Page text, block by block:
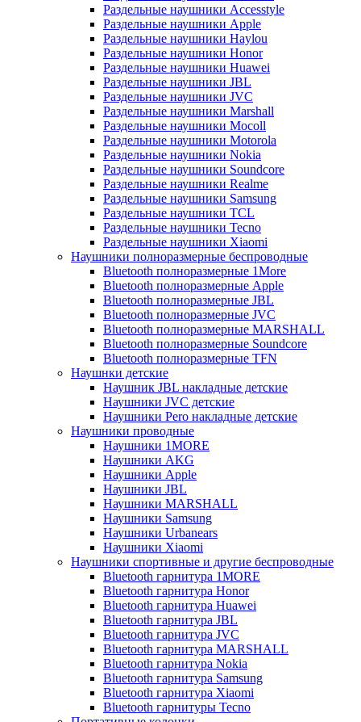
Раздельные наушники Accesstyle
Раздельные наушники Apple
Раздельные наушники Haylou
Раздельные наушники Honor
Раздельные наушники Huawei
Раздельные наушники JBL
Раздельные наушники JVC
Раздельные наушники Marshall
Раздельные наушники Mocoll
Раздельные наушники Motorola
Раздельные наушники Nokia
Раздельные наушники Soundcore
Раздельные наушники Realme
Раздельные наушники Samsung
Раздельные наушники TCL
Раздельные наушники Tecno
Раздельные наушники Xiaomi
Наушники полноразмерные беспроводные
Bluetooth полноразмерные 1More
Bluetooth полноразмерные Apple
Bluetooth полноразмерные JBL
Bluetooth полноразмерные JVC
Bluetooth полноразмерные MARSHALL
Bluetooth полноразмерные Soundcore
Bluetooth полноразмерные TFN
Наушнки детские
Наушник JBL накладные детские
Наушники JVC детские
Наушники Pero накладные детские
Наушники проводные
Наушники 1MORE
Наушники AKG
Наушники Apple
Наушники JBL
Наушники MARSHALL
Наушники Samsung
Наушники Urbanears
Наушники Xiaomi
Наушники спортивные и другие беспроводные
Bluetooth гарнитура 1MORE
Bluetooth гарнитура Honor
Bluetooth гарнитура Huawei
Bluetooth гарнитура JBL
Bluetooth гарнитура JVC
Bluetooth гарнитура MARSHALL
Bluetooth гарнитура Nokia
Bluetooth гарнитура Samsung
Bluetooth гарнитура Xiaomi
Bluetooth гарнитуры Tecno